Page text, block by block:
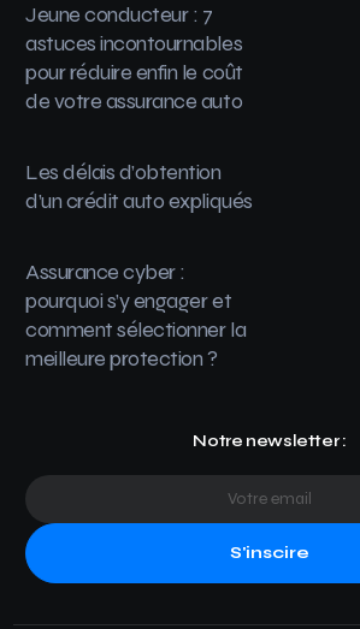
Jeune conducteur : 7
astuces incontournables
pour réduire enfin le coût
de votre assurance auto
Les délais d’obtention
d’un crédit auto expliqués
Assurance cyber :
pourquoi s’y engager et
comment sélectionner la
meilleure protection ?
Notre newsletter :
S'inscire